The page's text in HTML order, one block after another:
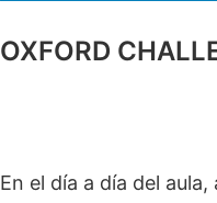
OXFORD
En el día a día del